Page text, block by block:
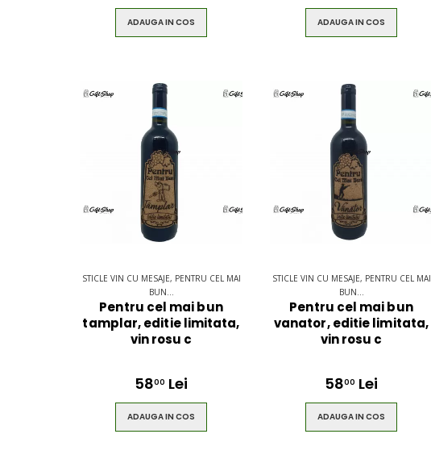
ADAUGA IN COS ADAUGA IN COS
STICLE VIN CU MESAJE, PENTRU CEL MAI
BUN...
Pentru cel mai bun
tamplar, editie limitata,
vin rosu c
5800 Lei
ADAUGA IN COS
STICLE VIN CU MESAJE, PENTRU CEL MAI
BUN...
Pentru cel mai bun
vanator, editie limitata,
vin rosu c
5800 Lei
ADAUGA IN COS